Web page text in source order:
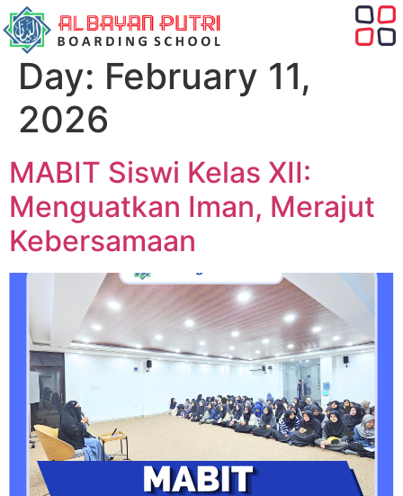
Day: February 11,
2026
MABIT Siswi Kelas XII:
Menguatkan Iman, Merajut
Kebersamaan